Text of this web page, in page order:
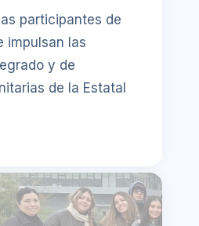
participantes de
impulsan las
y de
de la Estatal